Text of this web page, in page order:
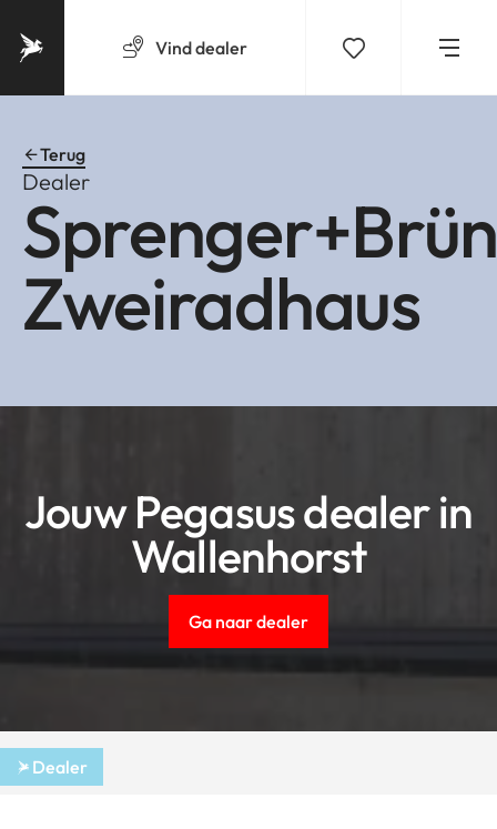
Vinddealer
Terug
Dealer
Zweiradhaus
Jouw Pegasus dealer in
Wallenhorst
Ga naar dealer
Dealer